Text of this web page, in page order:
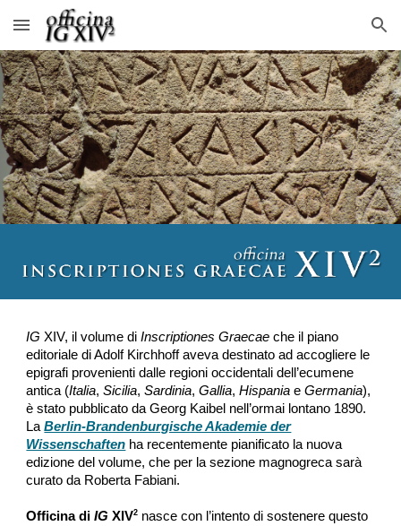
Skip to main content Skip to navigation
IGXIV, il volume diInscriptiones Graecae che il piano
editoriale di Adolf Kirchhoff aveva destinato ad accogliere le
epigrafi provenienti dalle regioni occidentali dell’ecumene
antica (Italia,Sicilia,Sardinia,Gallia,HispaniaeGermania),
è stato pubblicato da Georg Kaibel nell’ormai lontano 1890.
La Berlin-Brandenburgische Akademie der
Wissenschaften ha recentemente pianificato la nuova
edizione del volume, che per la sezione magnogreca sarà
curato da Roberta Fabiani.
Officina diIG XIV2 nasce con l’intento di sostenere questo